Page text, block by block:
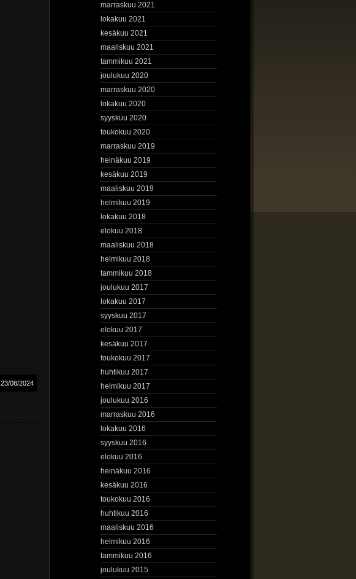
23/08/2024
marraskuu 2021
lokakuu 2021
kesäkuu 2021
maaliskuu 2021
tammikuu 2021
joulukuu 2020
marraskuu 2020
lokakuu 2020
syyskuu 2020
toukokuu 2020
marraskuu 2019
heinäkuu 2019
kesäkuu 2019
maaliskuu 2019
helmikuu 2019
lokakuu 2018
elokuu 2018
maaliskuu 2018
helmikuu 2018
tammikuu 2018
joulukuu 2017
lokakuu 2017
syyskuu 2017
elokuu 2017
kesäkuu 2017
toukokuu 2017
huhtikuu 2017
helmikuu 2017
joulukuu 2016
marraskuu 2016
lokakuu 2016
syyskuu 2016
elokuu 2016
heinäkuu 2016
kesäkuu 2016
toukokuu 2016
huhtikuu 2016
maaliskuu 2016
helmikuu 2016
tammikuu 2016
joulukuu 2015